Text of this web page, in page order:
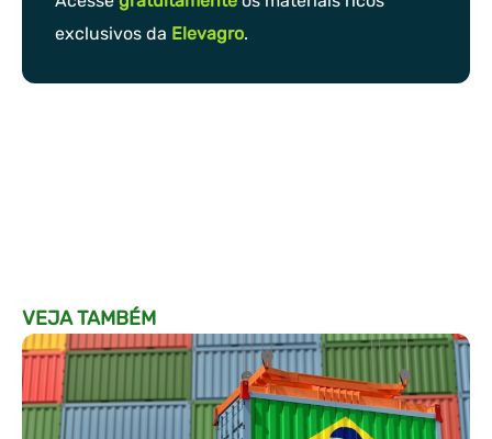
exclusivos da Elevagro.
VEJA TAMBÉM